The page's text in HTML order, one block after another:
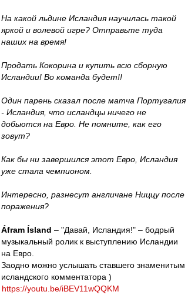
На какой льдине Исландия научилась такой
яркой и волевой игре? Отправьте туда
наших на время!
Продать Кокорина и купить всю сборную
Исландии! Во команда будет!!
Один парень сказал после матча Португалия
- Исландия, что исландцы ничего не
добьются на Евро. Не помните, как его
зовут?
Как бы ни завершился этот Евро, Исландия
уже стала чемпионом.
Интересно, разнесут англичане Ниццу после
поражения?
Áfram Ísland – "Давай, Исландия!" – бодрый
музыкальный ролик к выступлению Исландии
на Евро.
Заодно можно услышать ставшего знаменитым
исландского комментатора )
https://youtu.be/iBEV11wQQKM